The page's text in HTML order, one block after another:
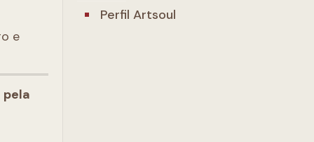
e
Perfil Artsoul